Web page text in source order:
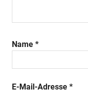
Name *
E-Mail-Adresse *